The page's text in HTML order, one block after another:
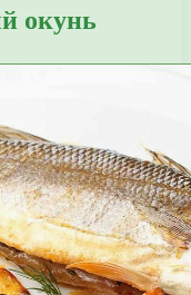
окунь